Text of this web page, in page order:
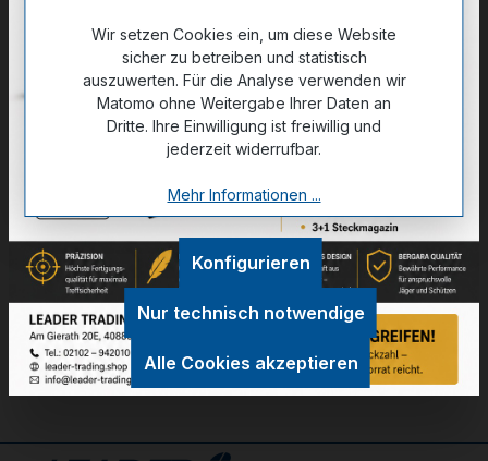
Noch kein Kunde?Registrieren Sie sich jetzt.
Technische Daten
GPSR Information
Bewertungen
Wir setzen Cookies ein, um diese Website
sicher zu betreiben und statistisch
auszuwerten. Für die Analyse verwenden wir
Matomo ohne Weitergabe Ihrer Daten an
Dritte. Ihre Einwilligung ist freiwillig und
jederzeit widerrufbar.
Mehr Informationen ...
Nur technisch notwendige
Konfigurieren
Alle Cookies akzeptieren